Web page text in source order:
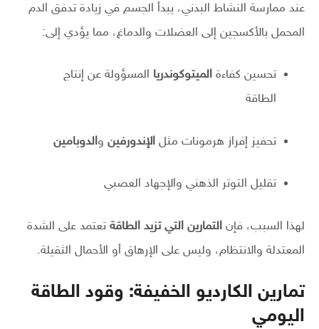
عند ممارسة النشاط البدني، يبدأ الجسم في زيادة تدفق الدم
المحمل بالأكسجين إلى العضلات والدماغ، مما يؤدي إلى:
تحسين كفاءة الميتوكوندريا المسؤولة عن إنتاج
الطاقة
تحفيز إفراز هرمونات مثل الإندورفين والدوبامين
تقليل التوتر الذهني والإجهاد العصبي
لهذا السبب، فإن التمارين التي تزيد الطاقة تعتمد على الشدة
المعتدلة والانتظام، وليس على الإرهاق أو الأحمال الثقيلة.
تمارين الكارديو الخفيفة: وقود الطاقة
اليومي